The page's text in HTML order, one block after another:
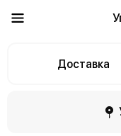
Доставка